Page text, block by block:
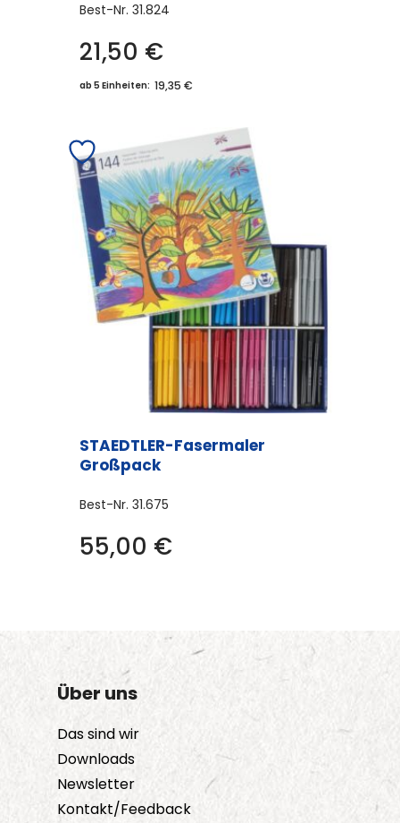
Best-Nr. 31.824
21,50 €
ab 5 Einheiten: 19,35 €
STAEDTLER-Fasermaler
Großpack
Best-Nr. 31.675
55,00 €
Über uns
Das sind wir
Downloads
Newsletter
Kontakt/Feedback